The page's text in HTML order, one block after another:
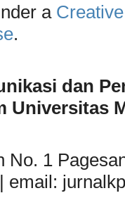
a
.
dan
Universitas
No. 1
email: